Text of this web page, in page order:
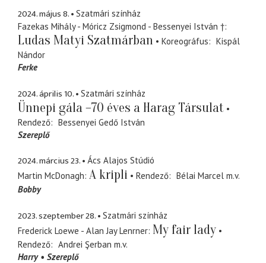
2024. május 8.
Szatmári színház
Fazekas Mihály - Móricz Zsigmond - Bessenyei István †
Ludas Matyi Szatmárban Koreográfus
Kispál
Nándor
Ferke
2024. április 10. Szatmári színház
Ünnepi gála –70 éves a Harag Társulat
Rendező
Bessenyei Gedő István
Szereplő
2024. március 23.
Ács Alajos Stúdió
Martin McDonagh A kripli Rendező Bélai Marcel m.v.
Bobby
2023. szeptember 28.
Szatmári színház
Frederick Loewe - Alan Jay Lenrner My fair lady
Rendező Andrei Şerban m.v.
Harry
Szereplő